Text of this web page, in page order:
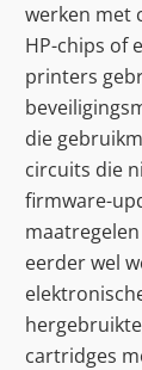
werken met
HP-chips of
printers
die
circuits die
firmware-
eerder wel
cartridges